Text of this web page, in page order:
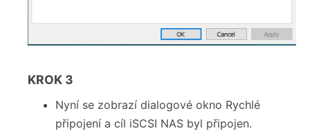
KROK 3
Nyní se zobrazí dialogové okno Rychlé
připojení a cíl iSCSI NAS byl připojen.